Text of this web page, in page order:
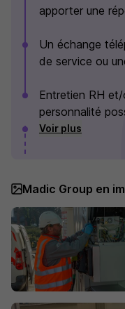
apporter une
Un échange
de service ou
Entretien RH
personnalité
Voir plus
Madic Group en